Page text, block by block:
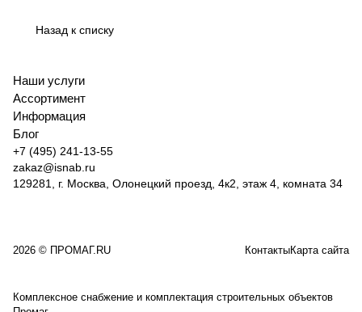
REFIT
Назад к списку
Наши услуги
Ассортимент
Информация
Блог
+7 (495) 241-13-55
zakaz@isnab.ru
129281, г. Москва, Олонецкий проезд, 4к2, этаж 4, комната 34
2026 © ПРОМАГ.RU КонтактыКарта сайта
Комплексное снабжение и комплектация строительных объектов